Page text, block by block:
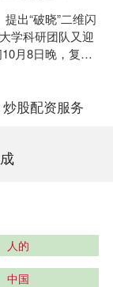
出“破晓”二维闪
学科研团队又迎
月8日晚，复旦
）上发文，题
炒股配资服务
人的
中国